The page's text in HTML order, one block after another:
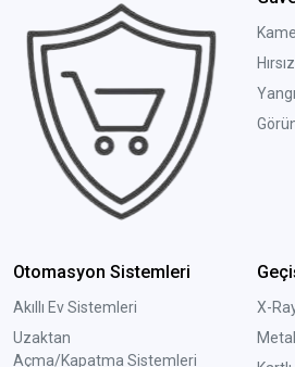
Otomasyon Sistemleri
Akıllı Ev Sistemleri
Uzaktan
Açma/Kapatma Sistemleri
X-